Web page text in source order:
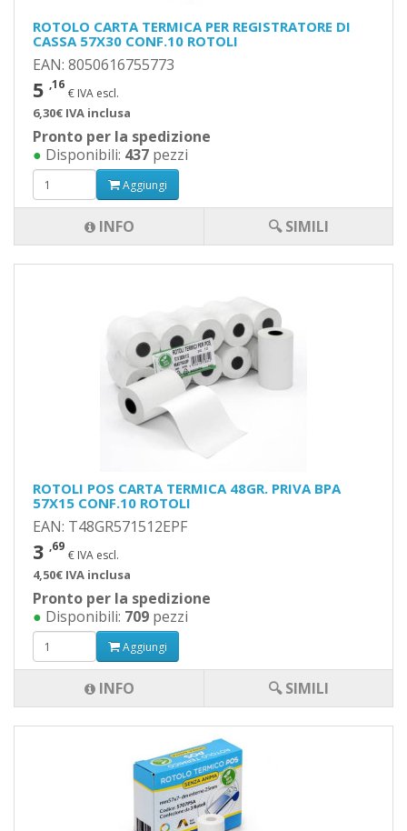
ROTOLO CARTA TERMICA PER REGISTRATORE DI
CASSA 57X30 CONF.10 ROTOLI
EAN: 8050616755773
5 ,16
€ IVA escl.
6,30€ IVA inclusa
Pronto per la spedizione
● Disponibili: 437 pezzi
Aggiungi
INFO 🔍 SIMILI
ROTOLI POS CARTA TERMICA 48GR. PRIVA BPA
57X15 CONF.10 ROTOLI
EAN: T48GR571512EPF
3 ,69
€ IVA escl.
4,50€ IVA inclusa
Pronto per la spedizione
● Disponibili: 709 pezzi
Aggiungi
INFO 🔍 SIMILI